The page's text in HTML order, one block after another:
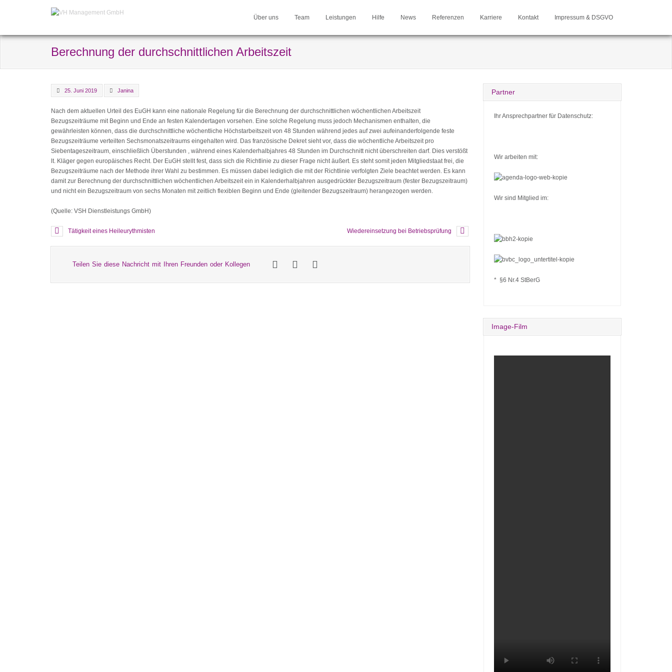
Über uns Team Leistungen Hilfe News Referenzen Karriere Kontakt Impressum & DSGVO
Berechnung der durchschnittlichen Arbeitszeit
25. Juni 2019 Janina
Nach dem aktuellen Urteil des EuGH kann eine nationale Regelung für die Berechnung der durchschnittlichen wöchentlichen Arbeitszeit
Bezugszeiträume mit Beginn und Ende an festen Kalendertagen vorsehen. Eine solche Regelung muss jedoch Mechanismen enthalten, die
gewährleisten können, dass die durchschnittliche wöchentliche Höchstarbeitszeit von 48 Stunden während jedes auf zwei aufeinanderfolgende feste
Bezugszeiträume verteilten Sechsmonatszeitraums eingehalten wird. Das französische Dekret sieht vor, dass die wöchentliche Arbeitszeit pro
Siebentageszeitraum, einschließlich Überstunden , während eines Kalenderhalbjahres 48 Stunden im Durchschnitt nicht überschreiten darf. Dies verstößt
lt. Kläger gegen europäisches Recht. Der EuGH stellt fest, dass sich die Richtlinie zu dieser Frage nicht äußert. Es steht somit jeden Mitgliedstaat frei, die
Bezugszeiträume nach der Methode ihrer Wahl zu bestimmen. Es müssen dabei lediglich die mit der Richtlinie verfolgten Ziele beachtet werden. Es kann
damit zur Berechnung der durchschnittlichen wöchentlichen Arbeitszeit ein in Kalenderhalbjahren ausgedrückter Bezugszeitraum (fester Bezugszeitraum)
und nicht ein Bezugszeitraum von sechs Monaten mit zeitlich flexiblen Beginn und Ende (gleitender Bezugszeitraum) herangezogen werden.
(Quelle: VSH Dienstleistungs GmbH)
Tätigkeit eines Heileurythmisten Wiedereinsetzung bei Betriebsprüfung
Teilen Sie diese Nachricht mit Ihren Freunden oder Kollegen
Partner
Ihr Ansprechpartner für Datenschutz:
Wir arbeiten mit:
Wir sind Mitglied im:
* §6 Nr.4 StBerG
Image-Film